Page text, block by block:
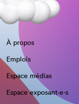
À propos
Emplois
Espace médias
Espace exposant·e⋅s